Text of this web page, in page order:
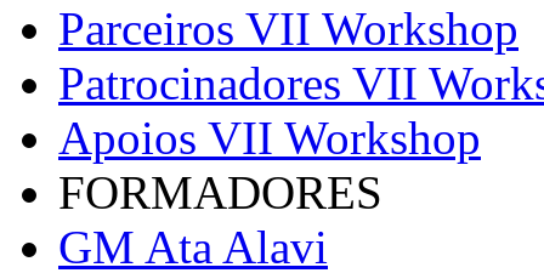
Parceiros VII Workshop
Patrocinadores VII
Apoios VII Workshop
FORMADORES
GM Ata Alavi